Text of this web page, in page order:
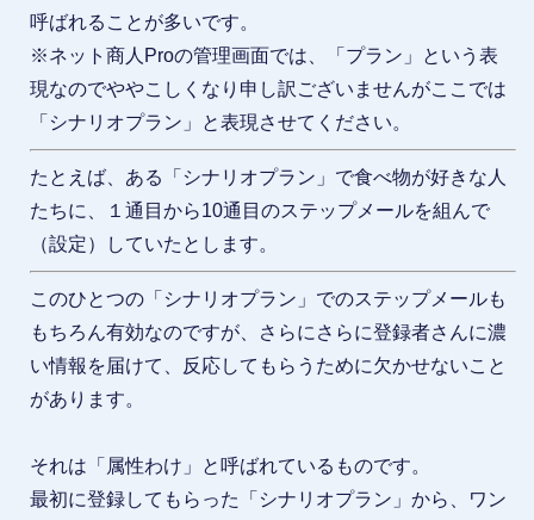
呼ばれることが多いです。
※ネット商人Proの管理画面では、「プラン」という表
現なのでややこしくなり申し訳ございませんがここでは
「シナリオプラン」と表現させてください。
たとえば、ある「シナリオプラン」で食べ物が好きな人
たちに、１通目から10通目のステップメールを組んで
（設定）していたとします。
このひとつの「シナリオプラン」でのステップメールも
もちろん有効なのですが、さらにさらに登録者さんに濃
い情報を届けて、反応してもらうために欠かせないこと
があります。
それは「属性わけ」と呼ばれているものです。
最初に登録してもらった「シナリオプラン」から、ワン